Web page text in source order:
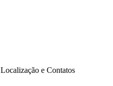
Localização e Contatos